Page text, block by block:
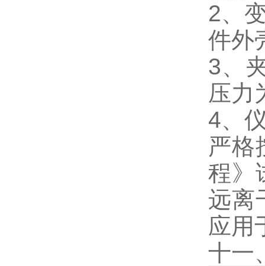
2、
件外
3、
压力
4、
严格
程》
远离
应用
十一